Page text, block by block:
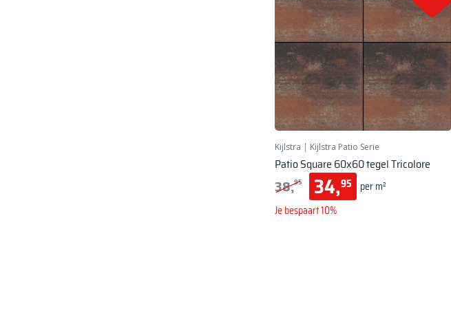
Kijlstra | Kijlstra Patio Serie
Patio Square 60x60 tegel Tricolore
38,95 34,95
per m²
Je bespaart 10%